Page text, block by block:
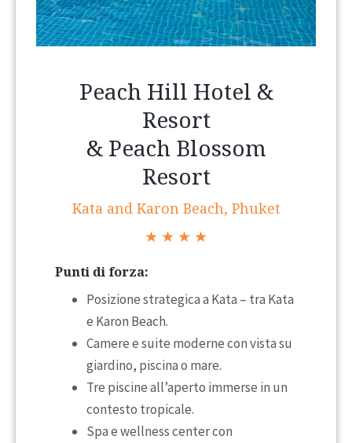
Peach Hill Hotel &
Resort
& Peach Blossom
Resort
Kata and Karon Beach, Phuket
★ ★ ★ ★
Punti di forza:
Posizione strategica a Kata – tra Kata
e Karon Beach.
Camere e suite moderne con vista su
giardino, piscina o mare.
Tre piscine all’aperto immerse in un
contesto tropicale.
Spa e wellness center con